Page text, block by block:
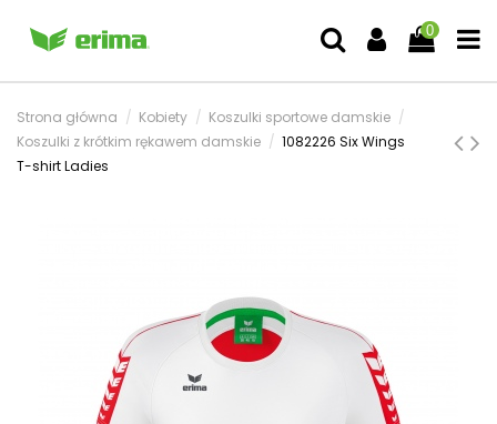
0
Strona główna Kobiety
Koszulki sportowe damskie
Koszulki z krótkim rękawem damskie
1082226 Six Wings
T-shirt Ladies